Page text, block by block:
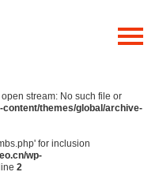
stream: No such file or
content/themes/global/archive-
for inclusion
wp-
2